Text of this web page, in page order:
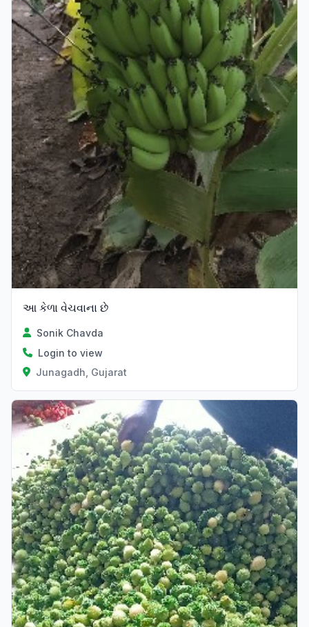
આ કેળા વેચવાના છે
Sonik Chavda
Login to view
Junagadh, Gujarat